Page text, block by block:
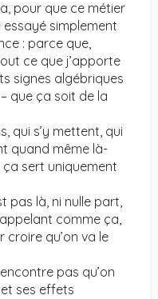
pour que ce métier
essayé simplement
: parce que,
ce que j’apporte
signes algébriques
que ça soit de la
qui s’y mettent, qui
quand même là-
sert uniquement
pas là, ni nulle part,
comme ça,
qu’on va le
pas qu’on
ses effets